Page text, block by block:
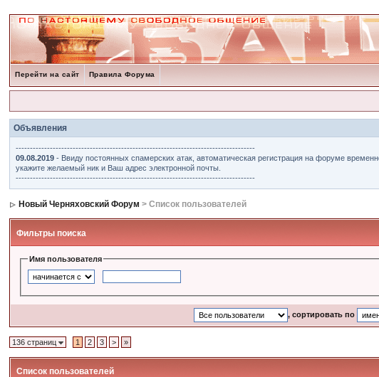
Перейти на сайт Правила Форума
Объявления
------------------------------------------------------------------------------------
09.08.2019 - Ввиду постоянных спамерских атак, автоматическая регистрация на форуме
укажите желаемый ник и Ваш адрес электронной почты.
------------------------------------------------------------------------------------
Новый Черняховский Форум > Список пользователей
Фильтры поиска
Имя пользователя
, сортировать по
136 страниц 1 2 3 > »
Список пользователей